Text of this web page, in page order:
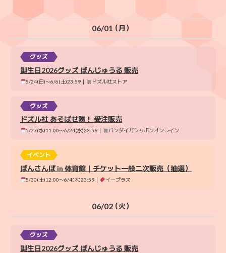
06/01 （月）
グッズ
誕生日2026グッズ ぼんじゅうる 販売
5/24(日)〜6/6(土)23:59｜ ドズル社ストア
グッズ
ドズル社 あそばせ隊！ 受注販売
5/27(水)11:00〜6/24(水)23:59｜ バンダイガシャポンオンライン
イベント
ぼんさんぽ in 体育館｜チケット一般二次販売（抽選）
5/30(土)12:00〜6/4(木)23:59｜ イープラス
06/02（火）
グッズ
誕生日2026グッズ ぼんじゅうる 販売